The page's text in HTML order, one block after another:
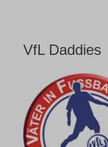
VfL Daddies